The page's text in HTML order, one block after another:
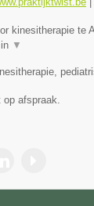
kinesitherapie te
▼
afspraak.